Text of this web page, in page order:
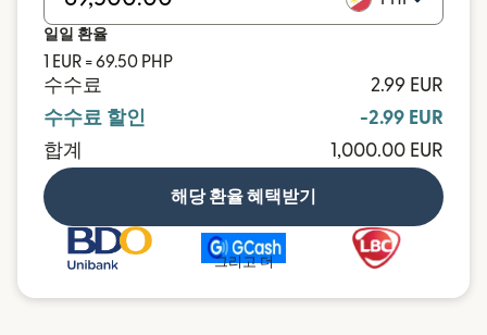
일일 환율
1 EUR = 69.50 PHP
수수료
2.99 EUR
수수료 할인
-2.99 EUR
합계
1,000.00 EUR
해당 환율 혜택받기
그리고 더